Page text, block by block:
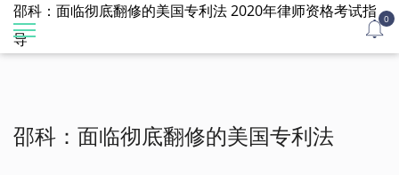
邵科：面临彻底翻修的美国专利法 2020年律师资格考试指
导
0
邵科：面临彻底翻修的美国专利法